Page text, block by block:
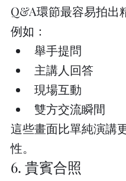
Q&A環節最容易拍出
例如：
舉手提問
主講人回答
現場互動
雙方交流瞬間
這些畫面比單純演講
性。
6. 貴賓合照